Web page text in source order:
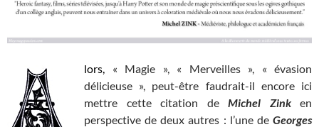
lors, « Magie », « Merveilles », « évasion
délicieuse », peut-être faudrait-il encore ici
mettre cette citation de Michel Zinken
perspective de deux autres : l’une de Georges